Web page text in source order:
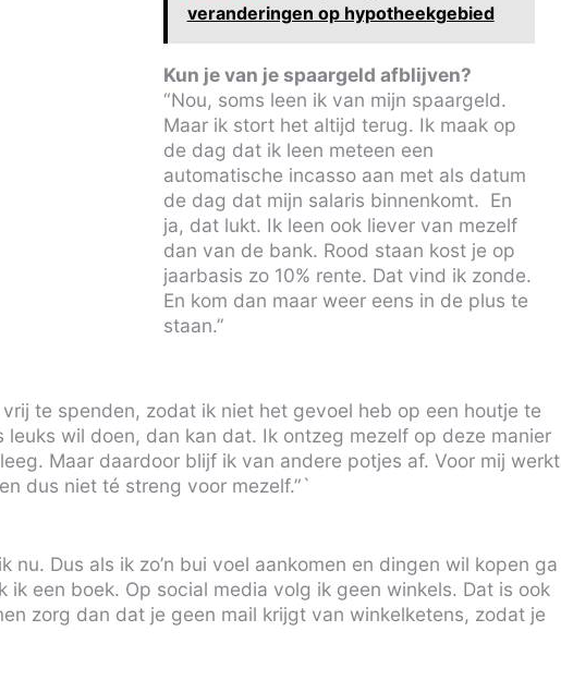
veranderingen op hypotheekgebied
Kun je van je spaargeld afblijven?
“Nou, soms leen ik van mijn spaargeld.
Maar ik stort het altijd terug. Ik maak op
de dag dat ik leen meteen een
automatische incasso aan met als datum
de dag dat mijn salaris binnenkomt. En
ja, dat lukt. Ik leen ook liever van mezelf
dan van de bank. Rood staan kost je op
jaarbasis zo 10% rente. Dat vind ik zonde.
En kom dan maar weer eens in de plus te
staan.”
te spenden, zodat ik niet het gevoel heb op een houtje te
wil doen, dan kan dat. Ik ontzeg mezelf op deze manier
Maar daardoor blijf ik van andere potjes af. Voor mij werkt
dus niet té streng voor mezelf.”`
nu. Dus als ik zo’n bui voel aankomen en dingen wil kopen ga
ik een boek. Op social media volg ik geen winkels. Dat is ook
zorg dan dat je geen mail krijgt van winkelketens, zodat je